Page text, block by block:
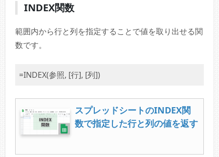
INDEX関数
範囲内から行と列を指定することで値を取り出せる関
数です。
=INDEX(参照, [行], [列])
スプレッドシートのINDEX関
数で指定した行と列の値を返す